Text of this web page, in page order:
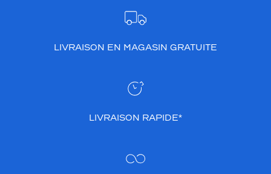
LIVRAISON EN MAGASIN GRATUITE
LIVRAISON RAPIDE*